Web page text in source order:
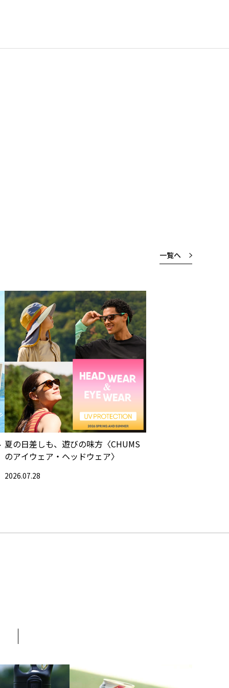
一覧へ
夏の日差しも、遊びの味方〈CHUMS
のアイウェア・ヘッドウェア〉
2026.07.28